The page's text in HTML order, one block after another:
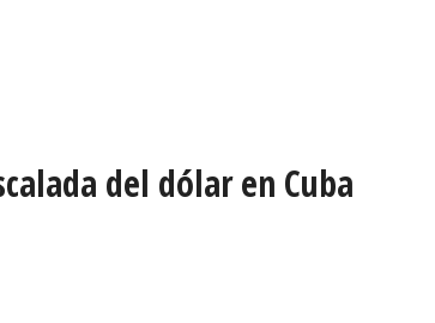
del dólar en Cuba